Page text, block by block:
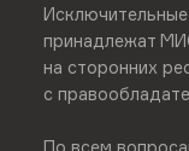
принадлежат
на сторонних
с